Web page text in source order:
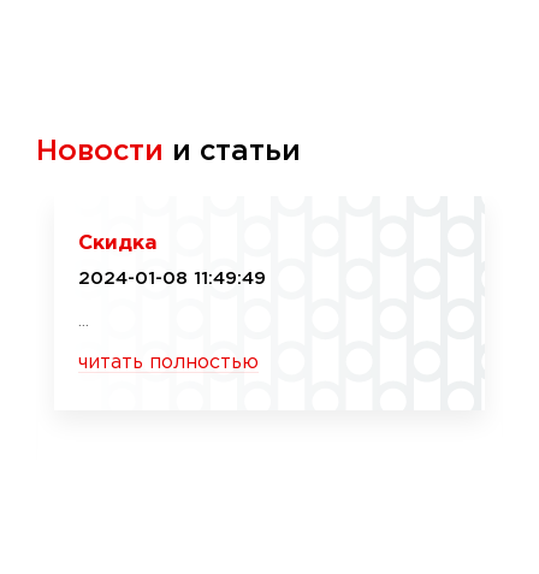
Новости и статьи
Скидка
2024-01-08 11:49:49
читать полностью